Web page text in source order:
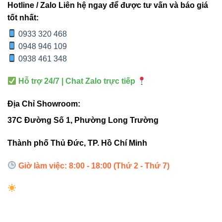
cấp
Độ trung
thực màu
CRI
động trong thực tế
trung và không bị loang. Nhờ góc chiếu hẹp 24°–38°,
Hotline / Zalo Liên hệ ngay để được tư vấn và báo giá
tốt nhất:
0933 320 468
0948 946 109
0938 461 348
Hỗ trợ 24/7 | Chat Zalo trực tiếp
Địa Chỉ Showroom:
37C Đường Số 1, Phường Long Trường
Thành phố Thủ Đức, TP. Hồ Chí Minh
Giờ làm việc: 8:00 - 18:00 (Thứ 2 - Thứ 7)